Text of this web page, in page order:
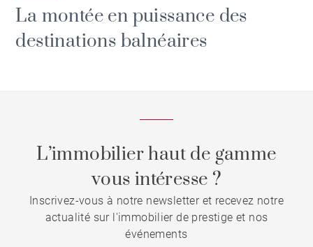
La montée en puissance des
destinations balnéaires
L’immobilier haut de gamme
vous intéresse ?
Inscrivez-vous à notre newsletter et recevez notre
actualité sur l'immobilier de prestige et nos
événements